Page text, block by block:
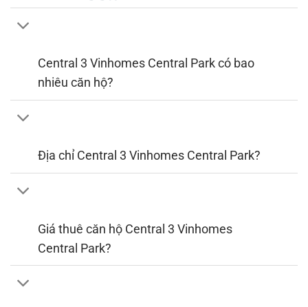
Central 3 Vinhomes Central Park có bao
nhiêu căn hộ?
Địa chỉ Central 3 Vinhomes Central Park?
Giá thuê căn hộ Central 3 Vinhomes
Central Park?